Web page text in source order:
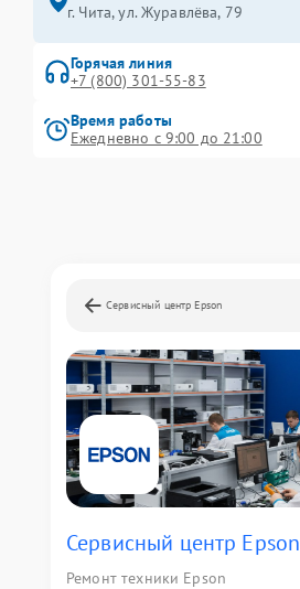
г. Чита, ул. Журавлёва, 79
Горячая линия
+7 (800) 301-55-83
Время работы
Ежедневно с 9:00 до 21:00
Сервисный центр Epson
Сервисный центр Epson
Ремонт техники Epson